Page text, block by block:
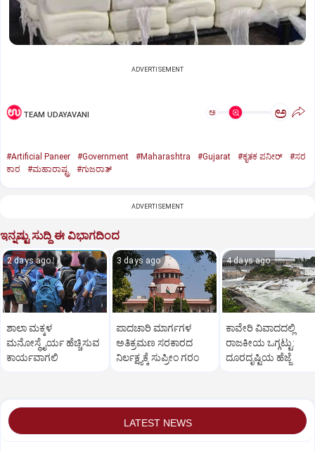
ADVERTISEMENT
TEAM UDAYAVANI ಅ ಅ
#Artificial Paneer #Government #Maharashtra #Gujarat #ಕೃತಕ ಪನೀರ್‌
#ಸರ
ಕಾರ
#ಮಹಾರಾಷ್ಟ್ರ #ಗುಜರಾತ್‌
ADVERTISEMENT
ಇನ್ನಷ್ಟು ಸುದ್ದಿ ಈ ವಿಭಾಗದಿಂದ
2 days ago
ಶಾಲಾ ಮಕ್ಕಳ
ಮನೋಸ್ಥೈರ್ಯ ಹೆಚ್ಚಿಸುವ
ಕಾರ್ಯವಾಗಲಿ
3 days ago
ಪಾದಚಾರಿ ಮಾರ್ಗಗಳ
ಅತಿಕ್ರಮಣ ಸರಕಾರದ
ನಿರ್ಲಕ್ಷ್ಯಕ್ಕೆ ಸುಪ್ರೀಂ ಗರಂ
4 days ago
ಕಾವೇರಿ ವಿವಾದದಲ್ಲಿ
ರಾಜಕೀಯ ಒಗ್ಗಟ್ಟು:
ದೂರದೃಷ್ಟಿಯ ಹೆಜ್ಜೆ
LATEST NEWS